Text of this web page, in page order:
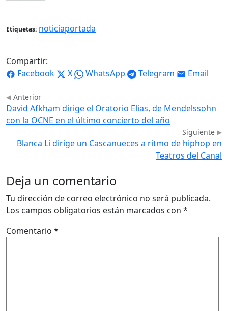
Etiquetas: noticiaportada
Compartir:
Facebook
X WhatsApp Telegram Email
Anterior
David Afkham dirige el Oratorio Elias, de Mendelssohn
con la OCNE en el último concierto del año
Siguiente
Blanca Li dirige un Cascanueces a ritmo de hiphop en
Teatros del Canal
Deja un comentario
Tu dirección de correo electrónico no será publicada.
Los campos obligatorios están marcados con *
Comentario *